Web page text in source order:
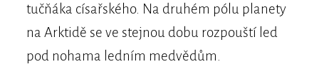
tučňáka císařského. Na druhém pólu planety
na Arktidě se ve stejnou dobu rozpouští led
pod nohama ledním medvědům.